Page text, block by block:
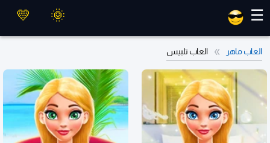
☰
العاب ماهر العاب تلبيس